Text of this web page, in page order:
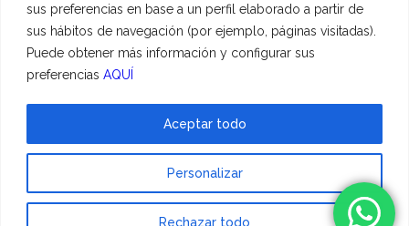
sus preferencias en base a un perfil elaborado a partir de
sus hábitos de navegación (por ejemplo, páginas visitadas).
Puede obtener más información y configurar sus
preferencias AQUÍ
Personalizar
Rechazar todo
Aceptar todo
© 2023 Hadescan All rights reserved ·Aviso Legal
Política de cookies| Powered bybinary